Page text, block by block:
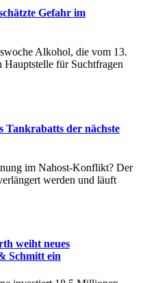
Gefahr im
Alkohol, die vom 13.
Hauptstelle für Suchtfragen
Tankrabatts der nächste
im Nahost-Konflikt? Der
werden und läuft
weiht neues
Schmitt ein